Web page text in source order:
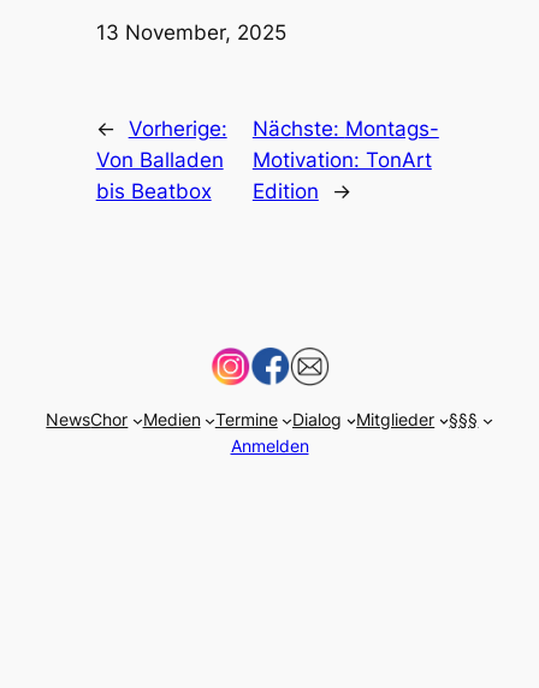
Datum
13 November, 2025
← Vorherige:
Von Balladen
bis Beatbox
Nächste: Montags-
Motivation: TonArt
Edition
→
NewsChor Medien Termine Dialog Mitglieder
§§§
Anmelden